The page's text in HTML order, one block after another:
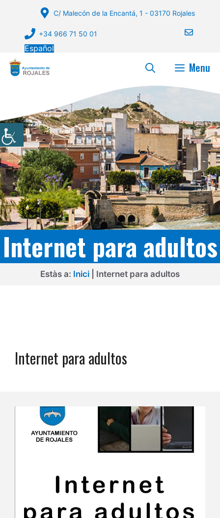
contenido
C/ Malecón de la Encantá, 1 - 03170 Rojales
+34 966 71 50 01
Español
Menu
Internet para adultos
Estàs a: Inici Internet para adultos
Internet para adultos